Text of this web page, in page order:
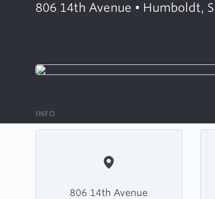
806 14th Avenue • Humboldt,
INFO
806 14th Avenue